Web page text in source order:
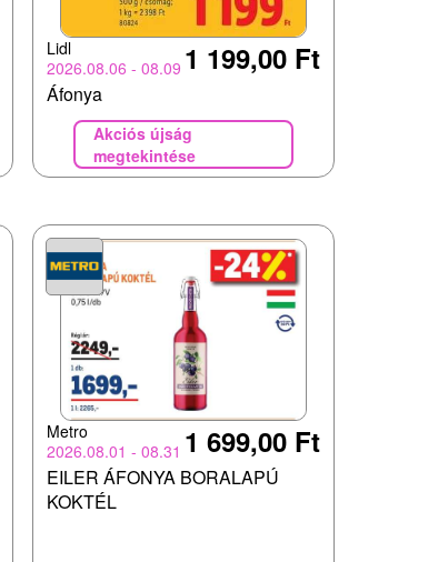
Lidl
2026.08.06 - 08.09 1 199,00 Ft
Áfonya
Akciós újság
megtekintése
Metro
2026.08.01 - 08.31 1 699,00 Ft
EILER ÁFONYA BORALAPÚ
KOKTÉL